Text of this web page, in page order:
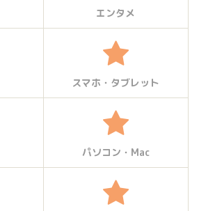
エンタメ
スマホ・タブレット
パソコン・Mac